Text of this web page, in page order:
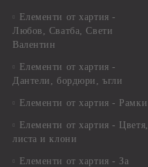
Елементи от хартия -
Любов, Сватба, Свети
Валентин
Елементи от хартия -
Дантели, бордюри, ъгли
Елементи от хартия - Рамки
Елементи от хартия - Цветя,
листа и клони
Елементи от хартия - За